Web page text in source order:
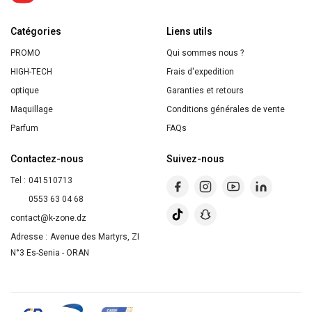
4.8
g
noir
Catégories
PROMO
HIGH-TECH
optique
Maquillage
Parfum
Liens utils
Qui sommes nous ?
Frais d'expedition
Garanties et retours
Conditions générales de vente
FAQs
Contactez-nous
Tel : 041510713
0553 63 04 68
contact@k-zone.dz
Adresse : Avenue des Martyrs, ZI
N°3 Es-Senia - ORAN
Suivez-nous